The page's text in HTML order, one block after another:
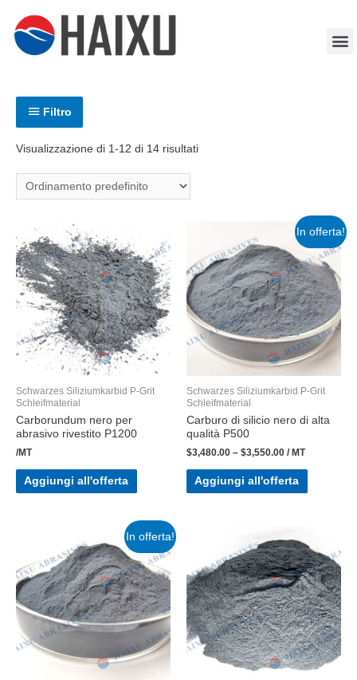
Filtro
Visualizzazione di 1-12 di 14 risultati
Schwarzes Siliziumkarbid P-Grit
Schleifmaterial
Carborundum nero per
abrasivo rivestito P1200
/MT
Aggiungi all'offerta
In offerta!
Schwarzes Siliziumkarbid P-Grit
Schleifmaterial
Carburo di silicio nero di alta
qualità P500
$3,480.00 – $3,550.00 / MT
Aggiungi all'offerta
In offerta!